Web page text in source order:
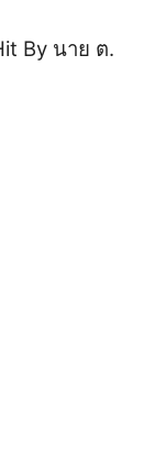
By นาย ต.